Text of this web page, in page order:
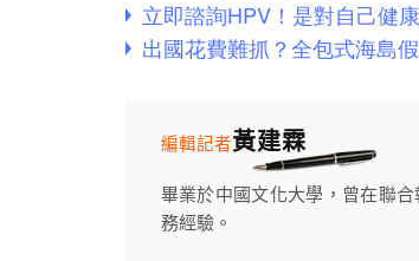
黃建霖
編輯記者
畢業於中國文化大學，曾在聯
務經驗。